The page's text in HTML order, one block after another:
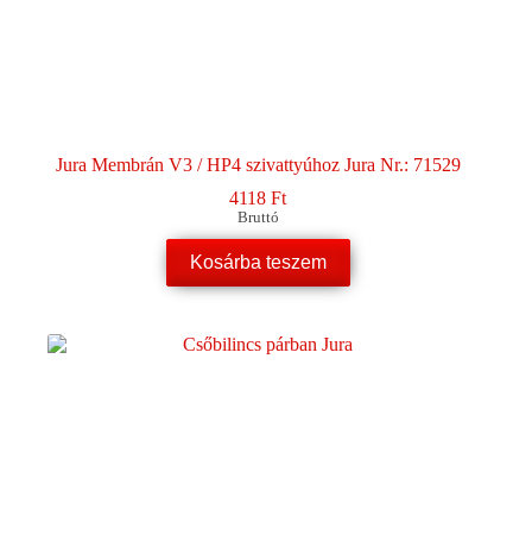
Jura Membrán V3 / HP4 szivattyúhoz Jura Nr.: 71529
4118Ft
Bruttó
Kosárba teszem